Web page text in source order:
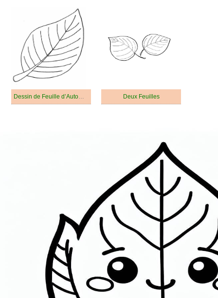
Dessin de Feuille d’Automne Gratuit Deux Feuilles